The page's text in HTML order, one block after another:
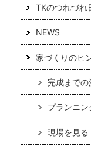
TKのつれづれ
NEWS
家づくりのヒ
完成までの
プランニン
現場を見る